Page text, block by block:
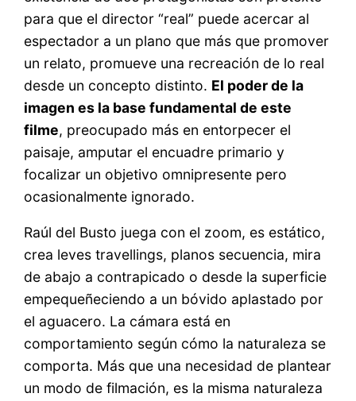
para que el director “real” puede acercar al
espectador a un plano que más que promover
un relato, promueve una recreación de lo real
desde un concepto distinto. El poder de la
imagen es la base fundamental de este
filme, preocupado más en entorpecer el
paisaje, amputar el encuadre primario y
focalizar un objetivo omnipresente pero
ocasionalmente ignorado.
Raúl del Busto juega con el zoom, es estático,
crea leves travellings, planos secuencia, mira
de abajo a contrapicado o desde la superficie
empequeñeciendo a un bóvido aplastado por
el aguacero. La cámara está en
comportamiento según cómo la naturaleza se
comporta. Más que una necesidad de plantear
un modo de filmación, es la misma naturaleza